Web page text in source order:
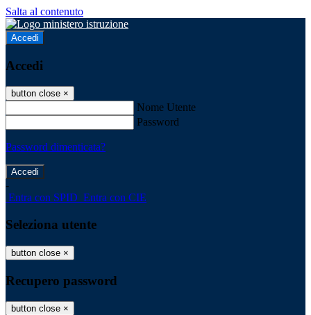
Salta al contenuto
Accedi
Accedi
button close ×
Nome Utente
Password
Password dimenticata?
-
Entra con SPID Entra con CIE
Seleziona utente
button close ×
Recupero password
button close ×